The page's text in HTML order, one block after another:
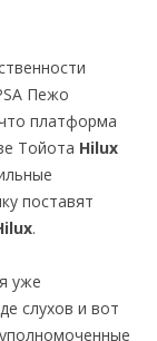
Пежо
платформа
Тойота Hilux
поставят
.
уже
слухов и вот